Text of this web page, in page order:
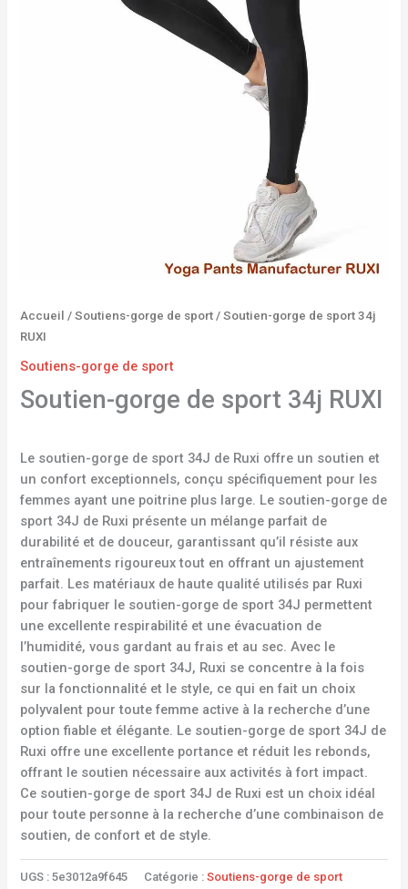
Accueil /Soutiens-gorge de sport / Soutien-gorge de sport 34j
RUXI
Soutiens-gorge de sport
Soutien-gorge de sport 34j RUXI
Le soutien-gorge de sport 34J de Ruxi offre un soutien et
un confort exceptionnels, conçu spécifiquement pour les
femmes ayant une poitrine plus large. Le soutien-gorge de
sport 34J de Ruxi présente un mélange parfait de
durabilité et de douceur, garantissant qu’il résiste aux
entraînements rigoureux tout en offrant un ajustement
parfait. Les matériaux de haute qualité utilisés par Ruxi
pour fabriquer le soutien-gorge de sport 34J permettent
une excellente respirabilité et une évacuation de
l’humidité, vous gardant au frais et au sec. Avec le
soutien-gorge de sport 34J, Ruxi se concentre à la fois
sur la fonctionnalité et le style, ce qui en fait un choix
polyvalent pour toute femme active à la recherche d’une
option fiable et élégante. Le soutien-gorge de sport 34J de
Ruxi offre une excellente portance et réduit les rebonds,
offrant le soutien nécessaire aux activités à fort impact.
Ce soutien-gorge de sport 34J de Ruxi est un choix idéal
pour toute personne à la recherche d’une combinaison de
soutien, de confort et de style.
UGS :5e3012a9f645 Catégorie :Soutiens-gorge de sport